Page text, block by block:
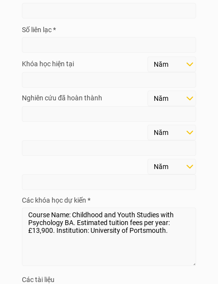
Số liên lạc *
Khóa học hiện tại
Nghiên cứu đã hoàn thành
Các khóa học dự kiến *
Các tài liệu